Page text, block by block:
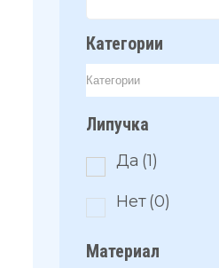
Категории
Липучка
Да (1)
Нет(0)
Материал